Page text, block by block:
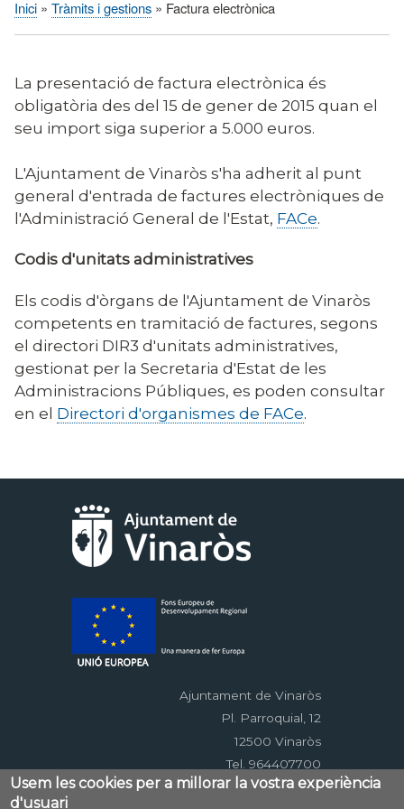
Fil
Inici Tràmits i gestions Factura electrònica
La presentació de factura electrònica és
obligatòria des del 15 de gener de 2015 quan el
seu import siga superior a 5.000 euros.
L'Ajuntament de Vinaròs s'ha adherit al punt
general d'entrada de factures electròniques de
l'Administració General de l'Estat, FACe.
Codis d'unitats administratives
Els codis d'òrgans de l'Ajuntament de Vinaròs
competents en tramitació de factures, segons
el directori DIR3 d'unitats administratives,
gestionat per la Secretaria d'Estat de les
Administracions Públiques, es poden consultar
en el Directori d'organismes de FACe.
Ajuntament de Vinaròs
Pl. Parroquial, 12
12500 Vinaròs
Tel. 964407700
Usem les cookies per a millorar la vostra experiència
d'usuari